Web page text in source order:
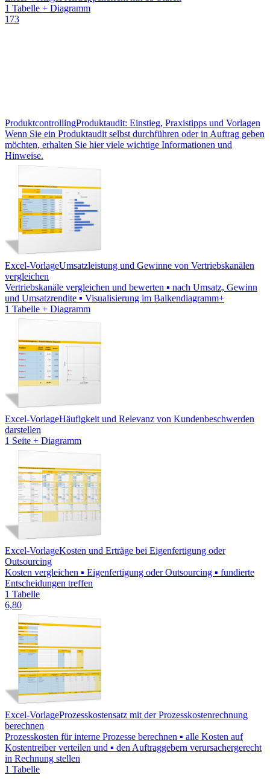
1 Tabelle + Diagramm
173
ProduktcontrollingProduktaudit: Einstieg, Praxistipps und Vorlagen
Wenn Sie ein Produktaudit selbst durchführen oder in Auftrag geben
möchten, erhalten Sie hier viele wichtige Informationen und
Hinweise.
Excel-VorlageUmsatzleistung und Gewinne von Vertriebskanälen
vergleichen
Vertriebskanäle vergleichen und bewerten ▪ nach Umsatz, Gewinn
und Umsatzrendite ▪ Visualisierung im Balkendiagramm+
1 Tabelle + Diagramm
Excel-VorlageHäufigkeit und Relevanz von Kundenbeschwerden
darstellen
1 Seite + Diagramm
Excel-VorlageKosten und Erträge bei Eigenfertigung oder
Outsourcing
Kosten vergleichen ▪ Eigenfertigung oder Outsourcing ▪ fundierte
Entscheidungen treffen
1 Tabelle
6,80
Excel-VorlageProzesskostensatz mit der Prozesskostenrechnung
berechnen
Prozesskosten für interne Prozesse berechnen ▪ alle Kosten auf
Kostentreiber verteilen und ▪ den Auftraggebern verursachergerecht
in Rechnung stellen
1 Tabelle